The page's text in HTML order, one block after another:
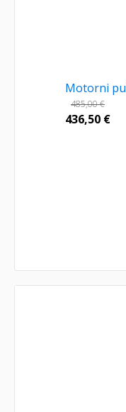
Motorni
485,00€
436,50 €